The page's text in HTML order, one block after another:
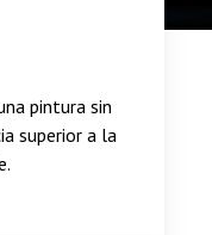
pintura sin
superior a la